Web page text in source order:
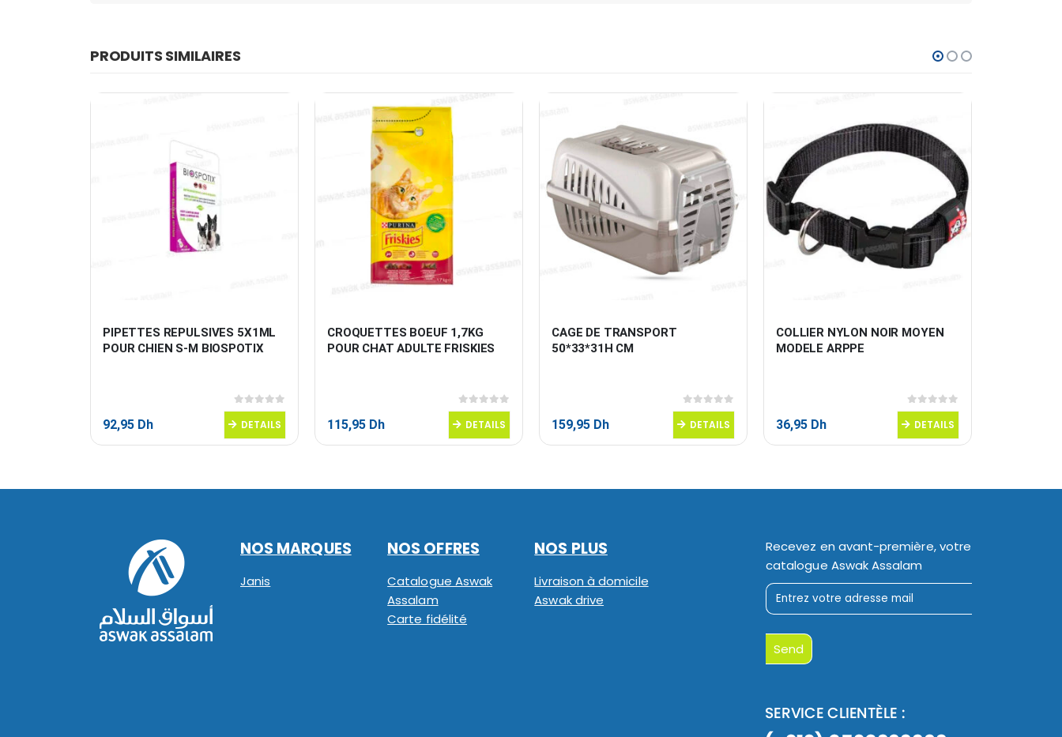
PRODUITS SIMILAIRES
PIPETTES REPULSIVES 5X1ML
POUR CHIEN S-M BIOSPOTIX
0sur 5
92,95 Dh DETAILS
CROQUETTES BOEUF 1,7KG
POUR CHAT ADULTE FRISKIES
0sur 5
115,95 Dh DETAILS
CAGE DE TRANSPORT
50*33*31H CM
0sur 5
159,95 Dh DETAILS
COLLIER NYLON NOIR MOYEN
MODELE ARPPE
0sur 5
36,95 Dh DETAILS
NOS MARQUES
Janis
NOS OFFRES
Catalogue Aswak
Assalam
Carte fidélité
NOS PLUS
Livraison à domicile
Aswak drive
Recevez en avant-première, votre
catalogue Aswak Assalam